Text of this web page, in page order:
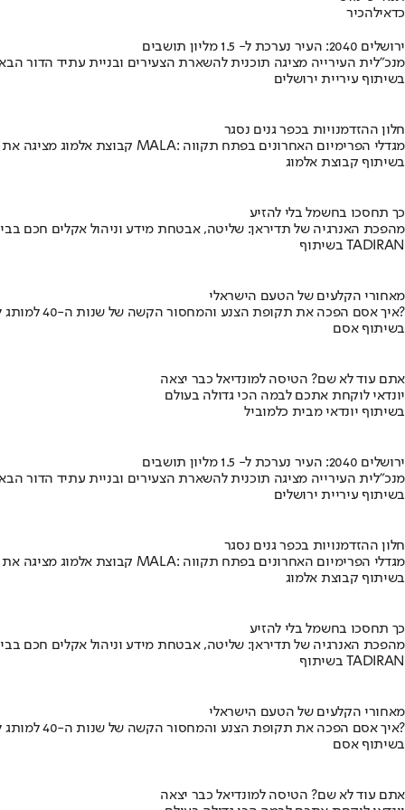
כדאילהכיר
ירושלים 2040: העיר נערכת ל- 1.5 מליון תושבים
מנכ"לית העירייה מציגה תוכנית להשארת הצעירים ובניית עתיד הדור
בשיתוף עיריית ירושלים
חלון ההזדמנויות בכפר גנים נסגר
קבוצת אלמוג מציגה את פרויקט MALA: מגדלי הפרימיום האחרונים בפתח תקווה
בשיתוף קבוצת אלמוג
כך תחסכו בחשמל בלי להזיע
מהפכת האנרגיה של תדיראן: שליטה, אבטחת מידע וניהול אקלים חכם
בשיתוף TADIRAN
מאחורי הקלעים של הטעם הישראלי
איך אסם הפכה את תקופת הצנע והמחסור הקשה של שנות ה-40 למותג לאומי?
בשיתוף אסם
אתם עוד לא שם? הטיסה למונדיאל כבר יצאה
יונדאי לוקחת אתכם לבמה הכי גדולה בעולם
בשיתוף יונדאי מבית כלמוביל
ירושלים 2040: העיר נערכת ל- 1.5 מליון תושבים
מנכ"לית העירייה מציגה תוכנית להשארת הצעירים ובניית עתיד הדור
בשיתוף עיריית ירושלים
חלון ההזדמנויות בכפר גנים נסגר
קבוצת אלמוג מציגה את פרויקט MALA: מגדלי הפרימיום האחרונים בפתח תקווה
בשיתוף קבוצת אלמוג
כך תחסכו בחשמל בלי להזיע
מהפכת האנרגיה של תדיראן: שליטה, אבטחת מידע וניהול אקלים חכם
בשיתוף TADIRAN
מאחורי הקלעים של הטעם הישראלי
איך אסם הפכה את תקופת הצנע והמחסור הקשה של שנות ה-40 למותג לאומי?
בשיתוף אסם
אתם עוד לא שם? הטיסה למונדיאל כבר יצאה